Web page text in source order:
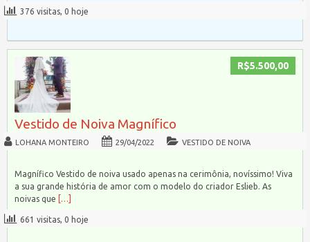
376 visitas, 0 hoje
R$5.500,00
Vestido de Noiva Magnífico
LOHANA MONTEIRO 29/04/2022 VESTIDO DE NOIVA
Magnífico Vestido de noiva usado apenas na cerimônia, novíssimo! Viva
a sua grande história de amor com o modelo do criador Eslieb. As
noivas que
[…]
661 visitas, 0 hoje